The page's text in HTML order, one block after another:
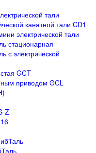
тали
канатной тали CD1
электрической тали
стационарная
с электрической
GCT
приводом GCL
Z